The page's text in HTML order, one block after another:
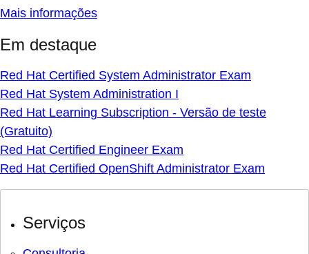
Mais informações
Em destaque
Red Hat Certified System Administrator Exam
Red Hat System Administration I
Red Hat Learning Subscription - Versão de teste
(Gratuito)
Red Hat Certified Engineer Exam
Red Hat Certified OpenShift Administrator Exam
Serviços